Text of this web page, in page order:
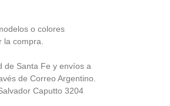
o colores
compra.
de Santa Fe y envíos a
de Correo Argentino.
Caputto 3204